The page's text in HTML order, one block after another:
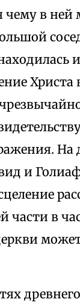
в ней
Христа
На
и
части в